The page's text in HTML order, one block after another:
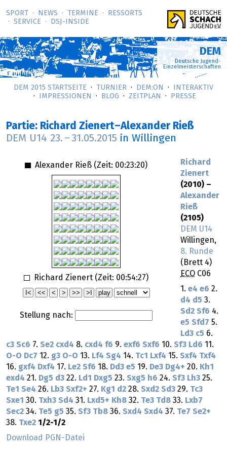
SPORT NEWS TERMINE
RESSORTS
SERVICE
DSJ-­INSIDE
DEM
Deutsche Jugend-
Einzelmeisterschaften
DEM 2015 STARTSEITE TURNIER DEM:ON
INTERAKTIV
IMPRESSIONEN
BLOG ZEITPLAN PRESSE
Partie: Richard Zienert–Alexander Rieß
DEM U14 23. – 31.05.2015 in Willingen
Alexander Rieß (Zeit: 00:23:20)
Richard Zienert (Zeit: 00:54:27)
Stellung nach:
Richard
Zienert
(2010) –
Alexander
Rieß
(2105)
DEM U14
Willingen,
8. Runde
(Brett 4)
ECO C06
1. e4 e6 2.
d4 d5 3.
Sd2 Sf6 4.
e5 Sfd7 5.
Ld3 c5 6.
c3 Sc6 7. Se2 cxd4 8. cxd4 f6 9. exf6 Sxf6 10. Sf3 Ld6 11.
O-O Dc7 12. g3 O-O 13. Lf4 Sg4 14. Tc1 Lxf4 15. Sxf4 Txf4
16. gxf4 Dxf4 17. Le2 Sf6 18. Dd3 e5 19. De3 Dg4+ 20. Kh1
exd4 21. Dg5 d3 22. Ld1 Dxg5 23. Sxg5 h6 24. Sf3 Lh3 25.
Te1 Se4 26. Lb3 Sxf2+ 27. Kg1 d2 28. Sxd2 Sd3 29. Tc3
Sxe1 30. Txh3 Sd4 31. Lxd5+ Kh8 32. Te3 Td8 33. Lxb7
Sec2 34. Te5 g5 35. Sf3 Tb8 36. Sxd4 Sxd4 37. Te7 Se2+
38. Txe2 1/2-1/2
Download PGN-Datei